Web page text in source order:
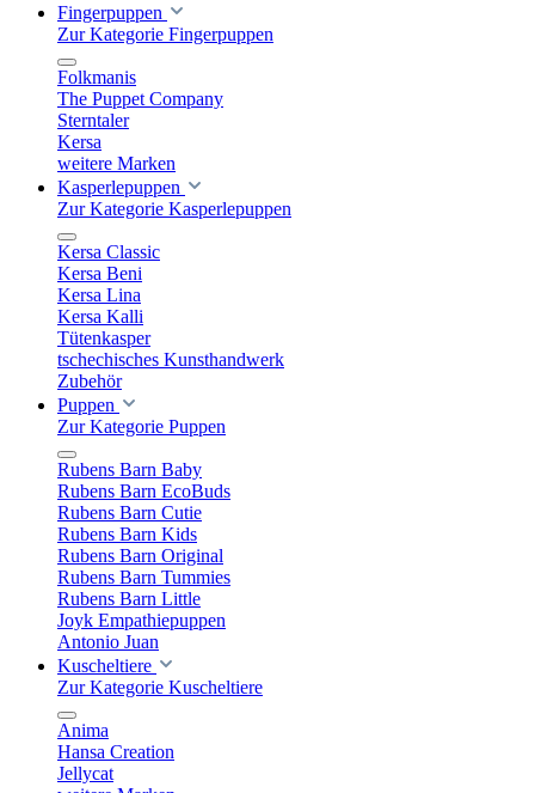
Fingerpuppen
Zur Kategorie Fingerpuppen
Folkmanis
The Puppet Company
Sterntaler
Kersa
weitere Marken
Kasperlepuppen
Zur Kategorie Kasperlepuppen
Kersa Classic
Kersa Beni
Kersa Lina
Kersa Kalli
Tütenkasper
tschechisches Kunsthandwerk
Zubehör
Puppen
Zur Kategorie Puppen
Rubens Barn Baby
Rubens Barn EcoBuds
Rubens Barn Cutie
Rubens Barn Kids
Rubens Barn Original
Rubens Barn Tummies
Rubens Barn Little
Joyk Empathiepuppen
Antonio Juan
Kuscheltiere
Zur Kategorie Kuscheltiere
Anima
Hansa Creation
Jellycat